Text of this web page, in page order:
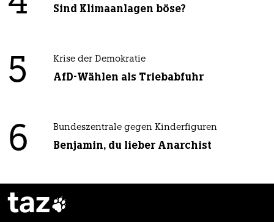
Sind Klimaanlagen böse?
5 Krise der Demokratie
AfD-Wählen als Triebabfuhr
6 Bundeszentrale gegen Kinderfiguren
Benjamin, du lieber Anarchist
taz